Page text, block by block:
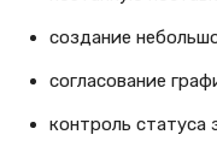
создание
согласование
контроль статуса